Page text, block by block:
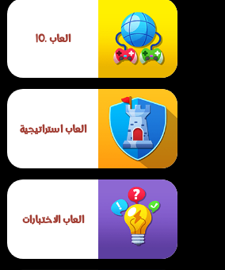
المتنقلة
العاب .IO
العاب استراتيجية
العاب الاختبارات